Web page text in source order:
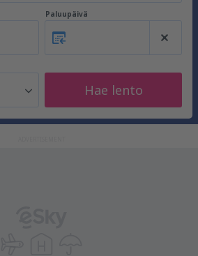
Paluupäivä
Hae lento